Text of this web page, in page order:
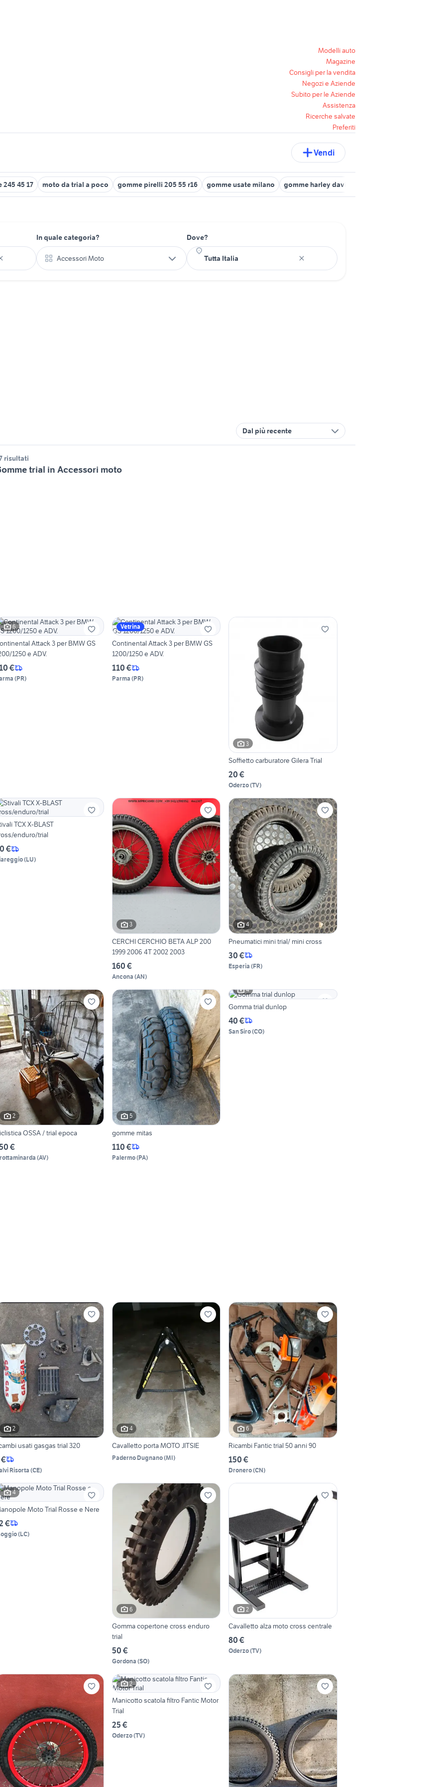
Modelli auto
Magazine
Consigli per la vendita
Negozi e Aziende
Subito per le Aziende
Assistenza
Ricerche salvate
Preferiti
Vendi
245 45 17 moto da trial a poco gomme pirelli 205 55 r16 gomme usate milano gomme harley davidson
In quale categoria?
Accessori Moto
Dove?
Dal più recente
risultati
trial in Accessori moto
6
Attack 3 per BMW GS
1250 e ADV.
€
(PR)
Vetrina
Continental Attack 3 per BMW GS
1200/1250 e ADV.
110 €
Parma (PR)
3
Soffietto carburatore Gilera Trial
20 €
Oderzo(TV)
TCX X-BLAST
enduro/trial
€
(LU)
3
CERCHI CERCHIO BETA ALP 200
1999 2006 4T 2002 2003
160 €
Ancona (AN)
4
Pneumatici mini trial/ mini cross
30 €
Esperia (FR)
2
OSSA / trial epoca
€
(AV)
5
gomme mitas
110 €
Palermo(PA)
4
Gomma trial dunlop
40 €
San Siro(CO)
2
usati gasgas trial 320
Risorta (CE)
4
Cavalletto porta MOTO JITSIE
Paderno Dugnano(MI)
6
Ricambi Fantic trial 50 anni 90
150 €
Dronero(CN)
4
Moto Trial Rosse e Nere
€
(LC)
6
Gomma copertone cross enduro
trial
50 €
Gordona (SO)
2
Cavalletto alza moto cross centrale
80 €
Oderzo(TV)
2
Manicotto scatola filtro Fantic Motor
Trial
25 €
Oderzo(TV)